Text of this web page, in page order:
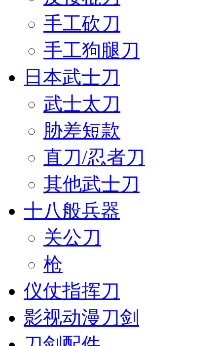
手工砍刀
手工狗腿刀
日本武士刀
武士太刀
胁差短款
直刀/忍者刀
其他武士刀
十八般兵器
关公刀
枪
仪仗指挥刀
影视动漫刀剑